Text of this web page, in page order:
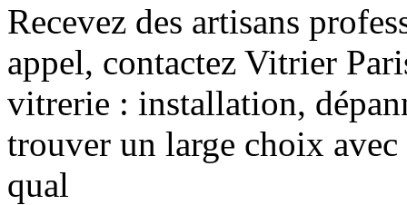
Recevez des artisans
appel, contactez Vitrier
vitrerie : installation,
trouver un large choix
qual